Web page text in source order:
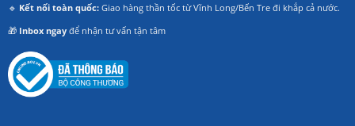
🔹 Kết nối toàn quốc:Giao hàng thần tốc từ Vĩnh Long/Bến Tre đi khắp cả nước.
🎁 Inbox ngayđể nhận tư vấn tận tâm